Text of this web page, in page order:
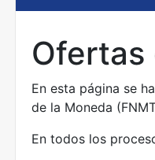
Mostrar/Ocultar
Ofertas
En esta página se
de la Moneda
En todos los